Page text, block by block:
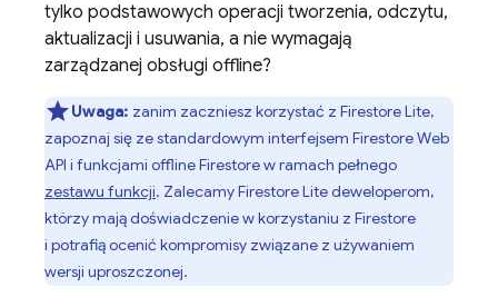
tylko podstawowych operacji tworzenia, odczytu,
aktualizacji i usuwania, a nie wymagają
zarządzanej obsługi offline?
Uwaga: zanim zaczniesz korzystać z Firestore Lite,
zapoznaj się ze standardowym interfejsem Firestore Web
API i funkcjami offline Firestore w ramach pełnego
zestawu funkcji. Zalecamy Firestore Lite deweloperom,
którzy mają doświadczenie w korzystaniu z Firestore
i potrafią ocenić kompromisy związane z używaniem
wersji uproszczonej.